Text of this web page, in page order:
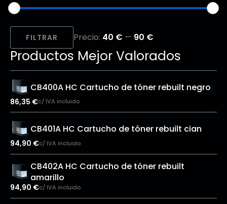
Precio
mínimo
Precio
máximo
FILTRAR Precio: 40 € — 90 €
Productos Mejor Valorados
CB400A HC Cartucho de tóner rebuilt negro
86,35 €c/ IVA incluido
CB401A HC Cartucho de tóner rebuilt cian
94,90 €c/ IVA incluido
CB402A HC Cartucho de tóner rebuilt
amarillo
94,90 €c/ IVA incluido